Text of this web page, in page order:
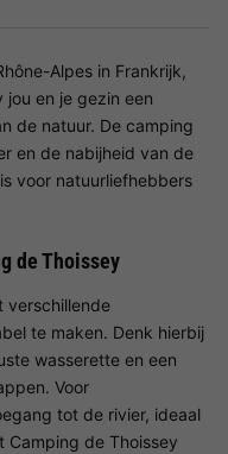
Alpes in Frankrijk,
en je gezin een
de natuur. De camping
en de nabijheid van de
voor natuurliefhebbers
de Thoissey
verschillende
te maken. Denk hierbij
wasserette en een
Voor
tot de rivier, ideaal
Camping de Thoissey